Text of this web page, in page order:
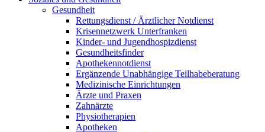
Gesundheit
Rettungsdienst / Ärztlicher Notdienst
Krisennetzwerk Unterfranken
Kinder- und Jugendhospizdienst
Gesundheitsfinder
Apothekennotdienst
Ergänzende Unabhängige Teilhabeberatung
Medizinische Einrichtungen
Ärzte und Praxen
Zahnärzte
Physiotherapien
Apotheken